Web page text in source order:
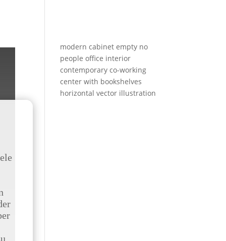
modern cabinet empty no
people office interior
contemporary co-working
center with bookshelves
horizontal vector illustration